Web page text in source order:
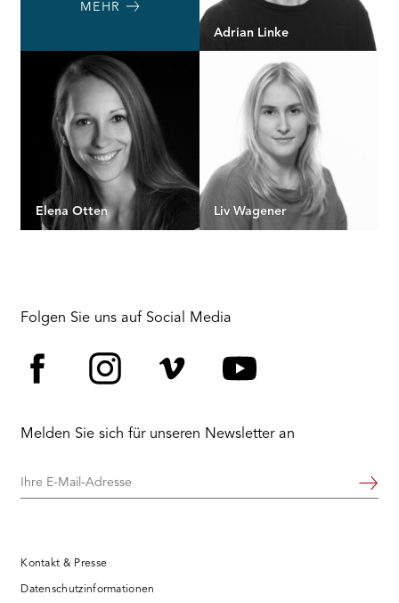
MEHR
Adrian Linke
Elena Otten Liv Wagener
Folgen Sie uns auf Social Media
Melden Sie sich für unseren Newsletter an
Ihre
Weiter
Kontakt & Presse
Datenschutzinformationen